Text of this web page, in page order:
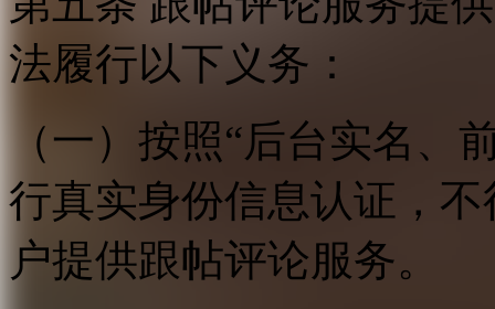
法履行以下义务：
（一）按照“后台实名、
行真实身份信息认证，
户提供跟帖评论服务。